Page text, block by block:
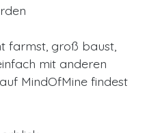
farmst, groß baust,
mit anderen
MindOfMine findest